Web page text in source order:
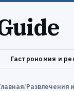
Гастрономия и
/Развлечения